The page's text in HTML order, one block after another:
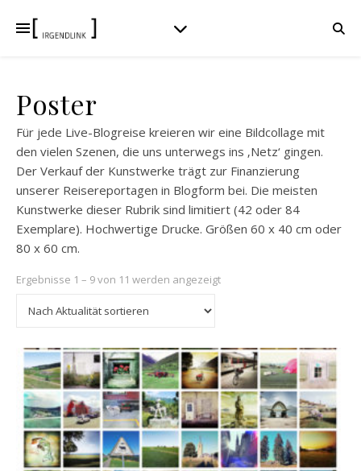
Poster
Für jede Live-Blogreise kreieren wir eine Bildcollage mit
den vielen Szenen, die uns unterwegs ins ‚Netz‘ gingen.
Der Verkauf der Kunstwerke trägt zur Finanzierung
unserer Reisereportagen in Blogform bei. Die meisten
Kunstwerke dieser Rubrik sind limitiert (42 oder 84
Exemplare). Hochwertige Drucke. Größen 60 x 40 cm oder
80 x 60 cm.
Ergebnisse 1 – 9 von 11 werden angezeigtNach Aktualität sortiert